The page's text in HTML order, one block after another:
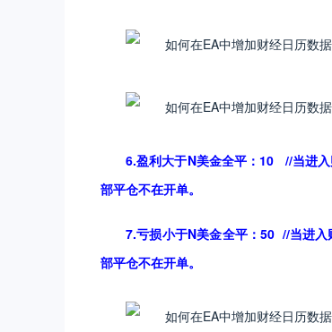
6.盈利大于N美金全平：10 //当进
部平仓不在开单。
7.亏损小于N美金全平：50 //当进
部平仓不在开单。